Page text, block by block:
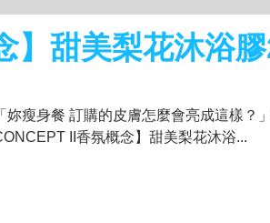
】甜美梨花沐浴
瘦身餐 訂購的皮膚怎麼會亮成這樣？
II香氛概念】甜美梨花沐浴...